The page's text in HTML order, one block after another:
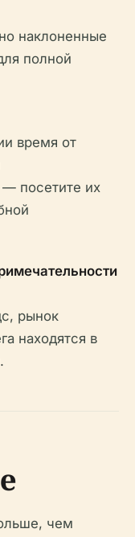
наклоненные
полной
время от
— посетите их
рынок
находятся в
чем